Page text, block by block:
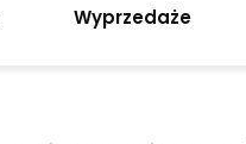
Wyprzedaże